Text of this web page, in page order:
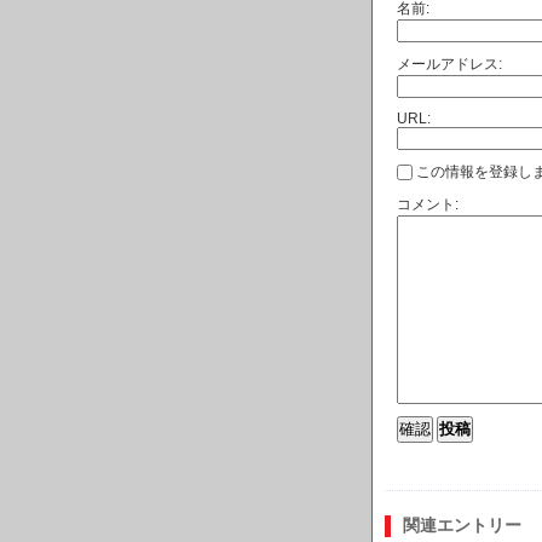
名前:
メールアドレス:
URL:
この情報を登録し
コメント:
関連エントリー